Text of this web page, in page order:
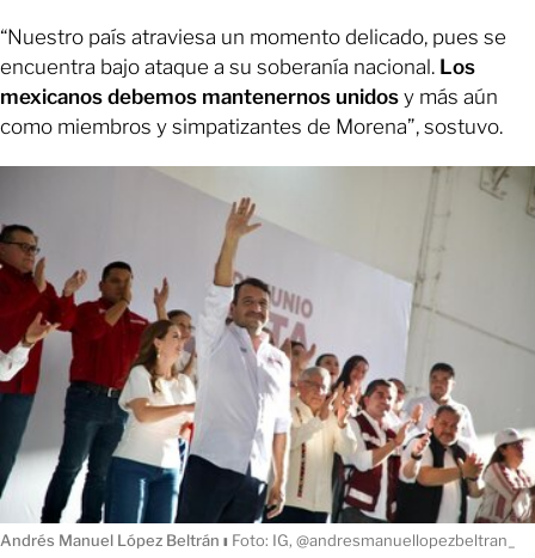
“Nuestro país atraviesa un momento delicado, pues se
encuentra bajo ataque a su soberanía nacional. Los
mexicanos debemos mantenernos unidos y más aún
como miembros y simpatizantes de Morena”, sostuvo.
Andrés Manuel López Beltrán ı Foto: IG, @andresmanuellopezbeltran_